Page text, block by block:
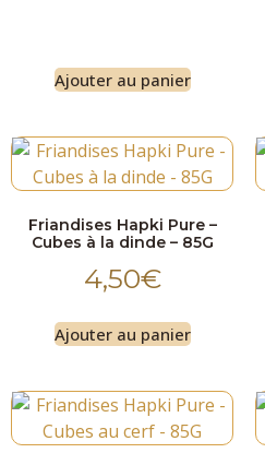
Ajouter au panier
Friandises Hapki Pure –
Cubes à la dinde – 85G
4,50€
Ajouter au panier